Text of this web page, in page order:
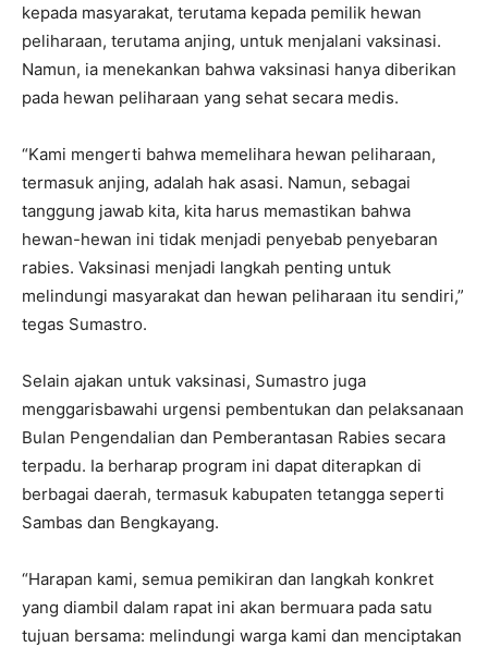
kepada masyarakat, terutama kepada pemilik hewan
peliharaan, terutama anjing, untuk menjalani vaksinasi.
Namun, ia menekankan bahwa vaksinasi hanya diberikan
pada hewan peliharaan yang sehat secara medis.
“Kami mengerti bahwa memelihara hewan peliharaan,
termasuk anjing, adalah hak asasi. Namun, sebagai
tanggung jawab kita, kita harus memastikan bahwa
hewan-hewan ini tidak menjadi penyebab penyebaran
rabies. Vaksinasi menjadi langkah penting untuk
melindungi masyarakat dan hewan peliharaan itu sendiri,”
tegas Sumastro.
Selain ajakan untuk vaksinasi, Sumastro juga
menggarisbawahi urgensi pembentukan dan pelaksanaan
Bulan Pengendalian dan Pemberantasan Rabies secara
terpadu. Ia berharap program ini dapat diterapkan di
berbagai daerah, termasuk kabupaten tetangga seperti
Sambas dan Bengkayang.
“Harapan kami, semua pemikiran dan langkah konkret
yang diambil dalam rapat ini akan bermuara pada satu
tujuan bersama: melindungi warga kami dan menciptakan